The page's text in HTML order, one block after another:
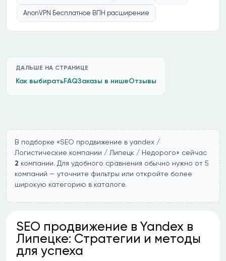
AnonVPN Бесплатное ВПН расширение
ДАЛЬШЕ НА СТРАНИЦЕ
Как выбиратьFAQЗаказы в нишеОтзывы
В подборке «SEO продвижение в yandex /
Логистические компании / Липецк / Недорого» сейчас
2 компании. Для удобного сравнения обычно нужно от 5
компаний — уточните фильтры или откройте более
широкую категорию в каталоге.
SEO продвижение в Yandex в
Липецке: Стратегии и методы
для успеха